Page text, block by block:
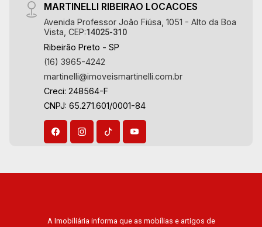
MARTINELLI RIBEIRAO LOCACOES
Avenida Professor João Fiúsa, 1051 - Alto da Boa
Vista, CEP:14025-310
Ribeirão Preto - SP
(16) 3965-4242
martinelli@imoveismartinelli.com.br
Creci: 248564-F
CNPJ: 65.271.601/0001-84
A Imobiliária informa que as mobílias e artigos de